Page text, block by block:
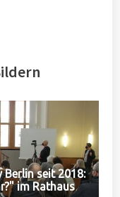
seit 2018:
im Rathaus